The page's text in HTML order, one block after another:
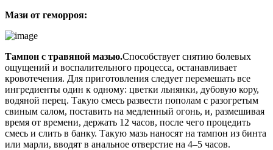
Мази от геморроя:
Тампон с травяной мазью.Способствует снятию болевых
ощущений и воспалительного процесса, останавливает
кровотечения. Для приготовления следует перемешать все
ингредиенты один к одному: цветки льнянки, дубовую кору,
водяной перец. Такую смесь развести пополам с разогретым
свиным салом, поставить на медленный огонь, и, размешивая
время от времени, держать 12 часов, после чего процедить
смесь и слить в банку. Такую мазь наносят на тампон из бинта
или марли, вводят в анальное отверстие на 4–5 часов.